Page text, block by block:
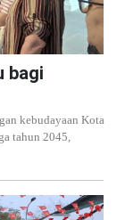
bagi
kebudayaan Kota
tahun 2045,